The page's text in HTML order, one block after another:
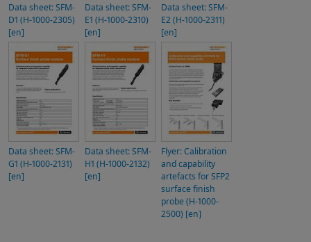
Data sheet: SFM-
D1 (H-1000-2305)
[en]
Data sheet: SFM-
E1 (H-1000-2310)
[en]
Data sheet: SFM-
E2 (H-1000-2311)
[en]
Data sheet: SFM-
G1 (H-1000-2131)
[en]
Data sheet: SFM-
H1 (H-1000-2132)
[en]
Flyer: Calibration
and capability
artefacts for SFP2
surface finish
probe (H-1000-
2500) [en]